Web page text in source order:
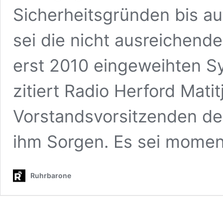
Sicherheitsgründen bis
sei die nicht
erst 2010 eingeweihten
zitiert Radio Herford
Vorstandsvorsitzenden
ihm Sorgen. Es sei
Ruhrbarone